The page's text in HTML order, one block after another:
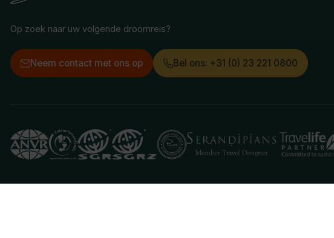
Op zoek naar uw volgende droomreis?
Neem contact met ons op Bel ons: +31 (0) 23 221 0800